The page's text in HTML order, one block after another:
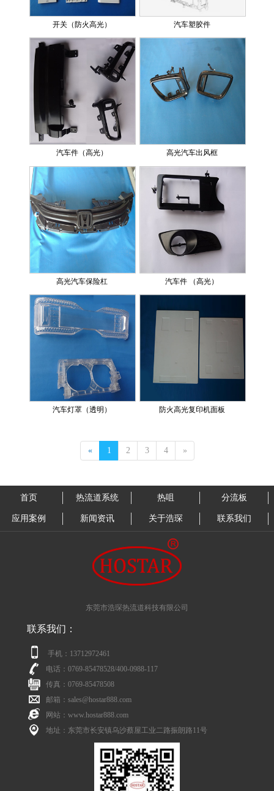
开关（防火高光） 汽车塑胶件
汽车件（高光） 高光汽车出风框
高光汽车保险杠 汽车件 （高光）
汽车灯罩（透明） 防火高光复印机面板
« 1 2 3 4 »
首页 热流道系统 热咀 分流板
应用案例 新闻资讯 关于浩琛 联系我们
东莞市浩琛热流道科技有限公司
联系我们：
手机：13712972461
电话：0769-85478528/400-0988-117
传真：0769-85478508
邮箱：sales@hostar888.com
网站：www.hostar888.com
地址：东莞市长安镇乌沙蔡屋工业二路振朗路11号